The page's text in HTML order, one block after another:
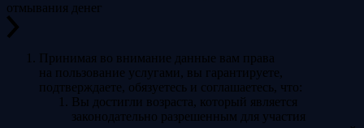
отмывания денег
Принимая во внимание данные вам права
на пользование услугами, вы гарантируете,
подтверждаете, обязуетесь и соглашаетесь, что:
Вы достигли возраста, который является
законодательно разрешенным для участия